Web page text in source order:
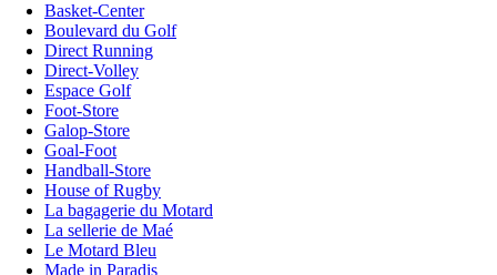
Basket-Center
Boulevard du Golf
Direct Running
Direct-Volley
Espace Golf
Foot-Store
Galop-Store
Goal-Foot
Handball-Store
House of Rugby
La bagagerie du Motard
La sellerie de Maé
Le Motard Bleu
Made in Paradis